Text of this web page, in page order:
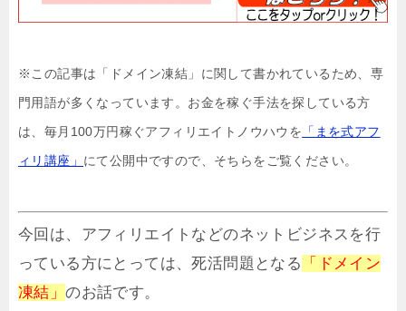
※この記事は「ドメイン凍結」に関して書かれているため、専
門用語が多くなっています。お金を稼ぐ手法を探している方
は、毎月100万円稼ぐアフィリエイトノウハウを 「まを式アフ
ィリ講座」 にて公開中ですので、そちらをご覧ください。
今回は、アフィリエイトなどのネットビジネスを行
っている方にとっては、死活問題となる
「ドメイン
凍結」のお話です。